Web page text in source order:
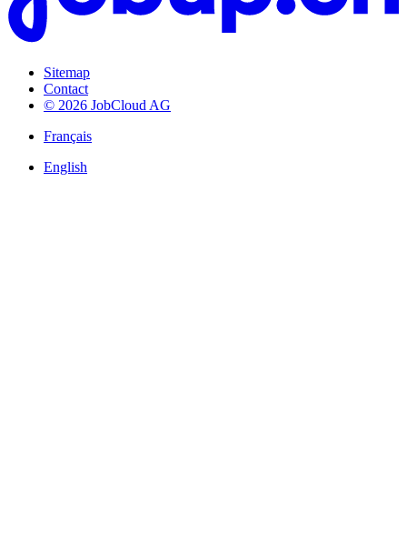
Sitemap
Contact
© 2026 JobCloud AG
Français
English